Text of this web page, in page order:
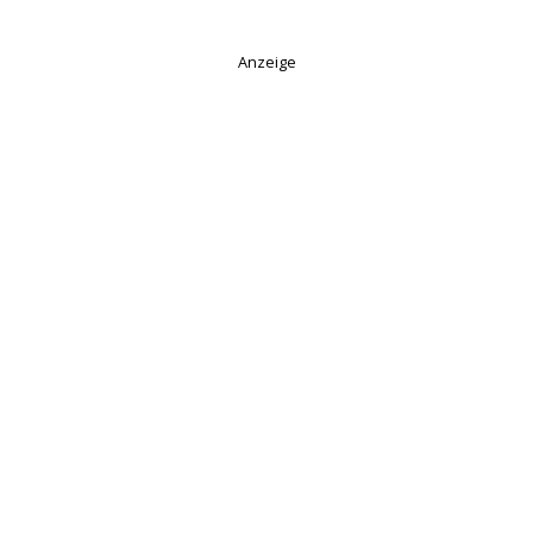
Anzeige